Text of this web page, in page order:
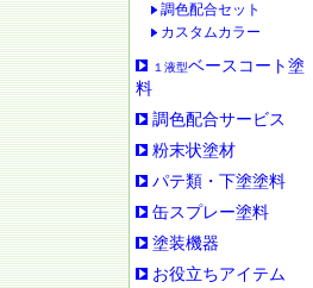
調色配合セット
カスタムカラー
１液型ベースコート塗
料
調色配合サービス
粉末状塗材
パテ類・下塗塗料
缶スプレー塗料
塗装機器
お役立ちアイテム